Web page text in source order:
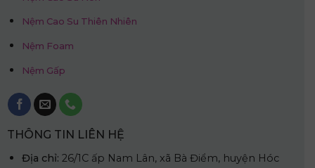
Nệm Cao Su Thiên Nhiên
Nệm Foam
Nệm Gấp
THÔNG TIN LIÊN HỆ
Địa chỉ: 26/1C ấp Nam Lân, xã Bà Điểm, huyện Hóc